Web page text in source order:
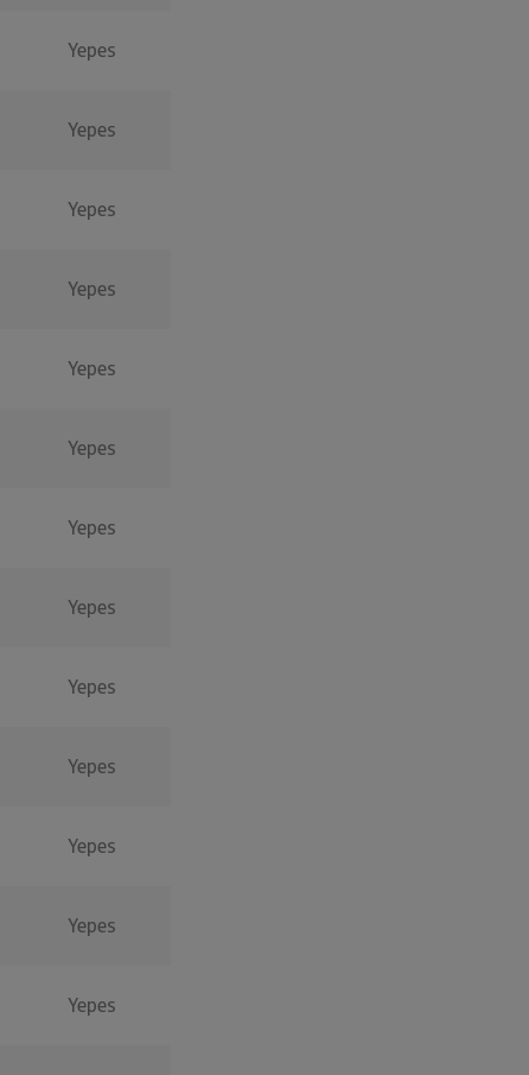
Yepes
Yepes
Yepes
Yepes
Yepes
Yepes
Yepes
Yepes
Yepes
Yepes
Yepes
Yepes
Yepes